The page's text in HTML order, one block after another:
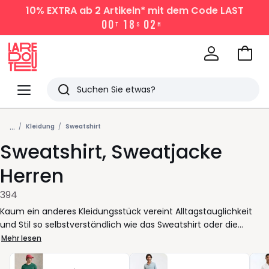
10% EXTRAab 2 Artikeln* mit dem Code LAST
00 T 1 8 S 02 M
Menü
Redoute
Suchen
Zuletzt
angesehen
Artikel
Zum
... Kleidung Sweatshirt
Sweatshirt, Sweatjacke
Herren
394
Kaum ein anderes Kleidungsstück vereint Alltagstauglichkeit
und Stil so selbstverständlich wie das Sweatshirt oder die
Sweatjacke für Herren. Ob an entspannten Wochenenden, auf
Reisen oder beim schnellen Lunch zwischen zwei Terminen
diese vielseitigen Begleiter passen sich jeder Situation an. Ihr
Mehr lesen